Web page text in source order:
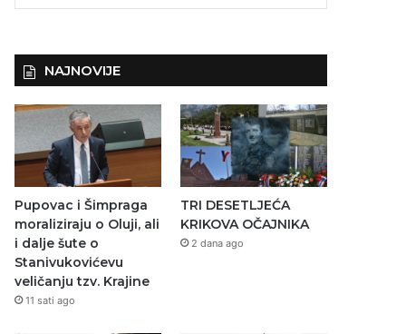
NAJNOVIJE
Pupovac i Šimpraga
moraliziraju o Oluji, ali
i dalje šute o
Stanivukovićevu
veličanju tzv. Krajine
11 sati ago
TRI DESETLJEĆA
KRIKOVA OČAJNIKA
2 dana ago